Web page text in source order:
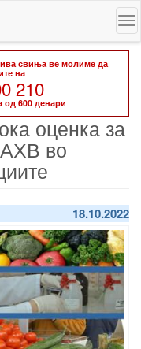
свиња ве молиме да
на
210
од 600 денари
оценка за
во
18.10.2022